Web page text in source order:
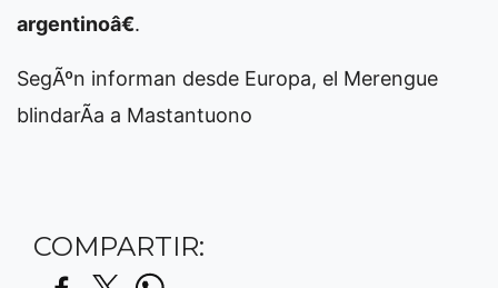
argentinoâ€.
SegÃºn informan desde Europa, el Merengue
blindarÃ­a a Mastantuono
COMPARTIR: